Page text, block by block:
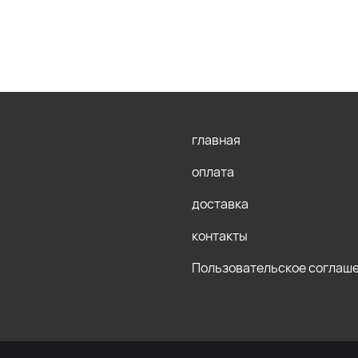
главная
оплата
доставка
контакты
Пользовательское